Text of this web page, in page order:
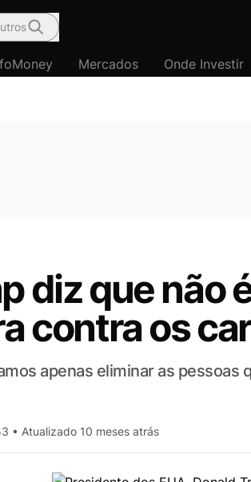
Mercados Onde Investir
diz que não
contra os
apenas eliminar as
• Atualizado 10 meses atrás